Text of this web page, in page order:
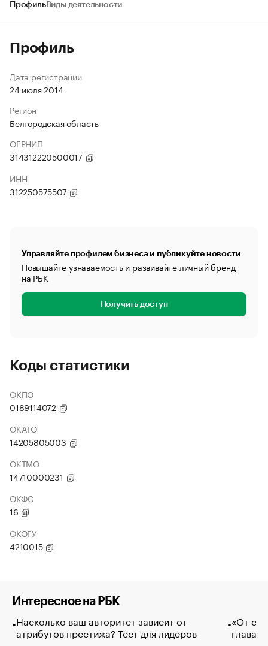
ПрофильВиды деятельности
Профиль
Дата регистрации
24 июля 2014
Регион
Белгородская область
ОГРНИП
314312220500017
ИНН
312250575507
Управляйте профилем бизнеса и публикуйте новости
Повышайте узнаваемость и развивайте личный бренд
на РБК
Получить доступ
Коды статистики
ОКПО
0189114072
ОКАТО
14205805003
ОКТМО
14710000231
ОКФС
16
ОКОГУ
4210015
Интересное на РБК
Насколько ваш авторитет зависит от
атрибутов престижа? Тест для лидеров
«От
глава